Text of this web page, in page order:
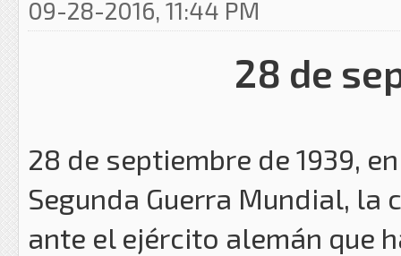
09-28-2016, 11:44 PM
28 de
28 de septiembre de 1939,
Segunda Guerra Mundial,
ante el ejército alemán que